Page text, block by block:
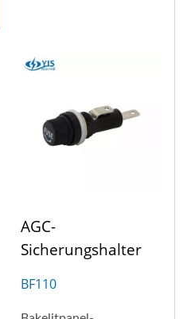
AGC-
Sicherungshalter
BF110